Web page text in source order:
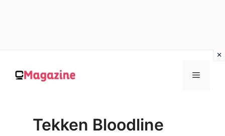
contenuto
MENU
Tekken Bloodline